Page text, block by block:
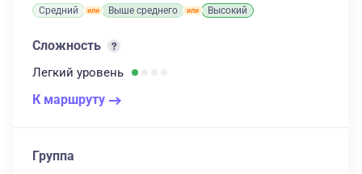
Средний Выше среднего Высокий
Сложность
Легкий уровень
К маршруту
Группа